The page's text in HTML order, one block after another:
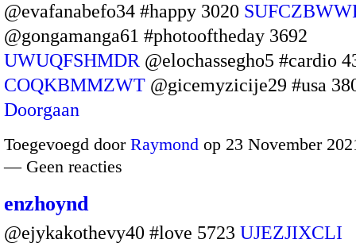
@evafanabefo34 #happy 3020
@gongamanga61 #photooftheday 3692
UWUQFSHMDR @elochassegho5 #cardio
COQKBMMZWT @gicemyzicije29 #usa
Doorgaan
Toegevoegd door Raymond op 23 November
— Geen reacties
enzhoynd
@ejykakothevy40 #love 5723 UJEZJIXCLI